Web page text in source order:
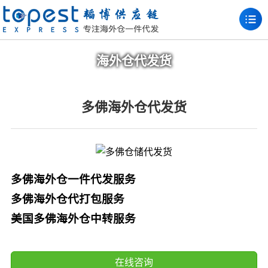
海外仓代发货
多佛海外仓代发货
多佛海外仓一件代发服务
多佛海外仓代打包服务
美国多佛海外仓中转服务
在线咨询